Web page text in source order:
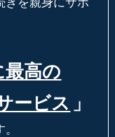
最高の
ービス 」